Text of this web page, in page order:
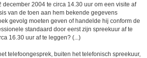
december 2004 te circa 14.30 uur om een visite af
van de toen aan hem bekende gegevens
gevolg moeten geven of handelde hij conform de
standaard door eerst zijn spreekuur af te
16.30 uur af te leggen? (...)
telefoongesprek, buiten het telefonisch spreekuur,